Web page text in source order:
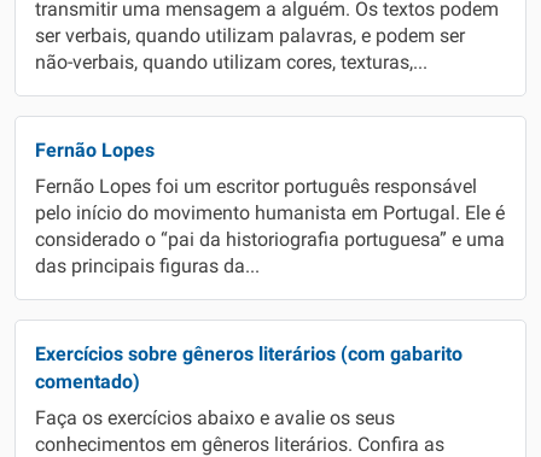
transmitir uma mensagem a alguém. Os textos podem
ser verbais, quando utilizam palavras, e podem ser
não-verbais, quando utilizam cores, texturas,...
Fernão Lopes
Fernão Lopes foi um escritor português responsável
pelo início do movimento humanista em Portugal. Ele é
considerado o “pai da historiografia portuguesa” e uma
das principais figuras da...
Exercícios sobre gêneros literários (com gabarito
comentado)
Faça os exercícios abaixo e avalie os seus
conhecimentos em gêneros literários. Confira as